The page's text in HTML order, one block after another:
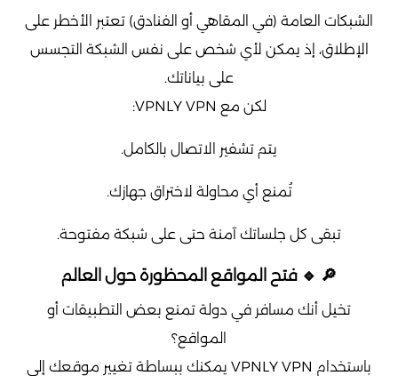
الشبكات العامة (في المقاهي أو الفنادق) تعتبر الأخطر على
الإطلاق، إذ يمكن لأي شخص على نفس الشبكة التجسس
على بياناتك.
لكن مع VPNLY VPN:
يتم تشفير الاتصال بالكامل.
تُمنع أي محاولة لاختراق جهازك.
تبقى كل جلساتك آمنة حتى على شبكة مفتوحة.
🔎 🔹 فتح المواقع المحظورة حول العالم
تخيل أنك مسافر في دولة تمنع بعض التطبيقات أو
المواقع؟
باستخدام VPNLY VPN يمكنك ببساطة تغيير موقعك إلى